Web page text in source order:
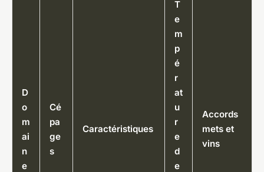
D
o
m
ai
n
e
Cé
pa
ge
s
Caractéristiques
T
e
m
p
é
r
at
u
r
e
d
e
Accords
mets et
vins